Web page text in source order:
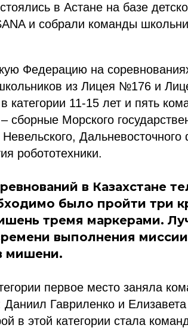
в Астане на базе
и собрали команды
Федерацию на
из Лицея №176 и
категории 11-15 лет и пять
сборные Морского
Дальневосточного
робототехники.
в Казахстане
было пройти три
тремя маркерами.
выполнения
мишени.
первое место заняла
Даниил Гавриленко и
в этой категории стала